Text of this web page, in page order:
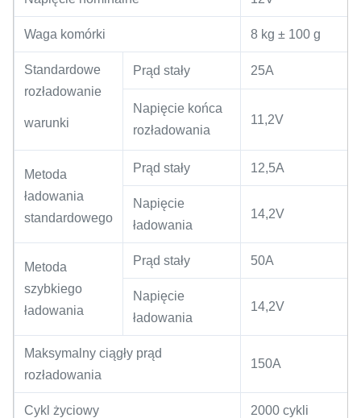
Waga komórki 8 kg ± 100 g
Standardowe
rozładowanie
warunki
Prąd stały 25A
Napięcie końca
rozładowania
11,2V
Metoda
ładowania
standardowego
Prąd stały 12,5A
Napięcie
ładowania
14,2V
Metoda
szybkiego
ładowania
Prąd stały 50A
Napięcie
ładowania
14,2V
Maksymalny ciągły prąd
rozładowania
150A
Cykl życiowy 2000 cykli